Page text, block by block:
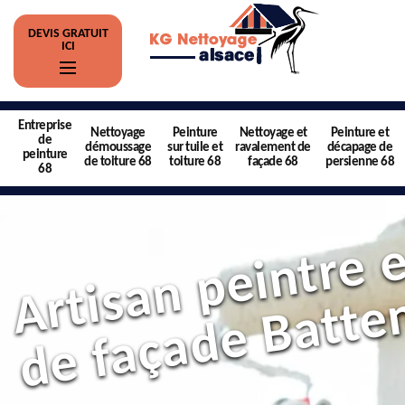
DEVIS GRATUIT
ICI
Entreprise
de
peinture
68
Nettoyage
démoussage
de toiture 68
Peinture
sur tuile et
toiture 68
Nettoyage et
ravalement de
façade 68
Peinture et
décapage de
persienne 68